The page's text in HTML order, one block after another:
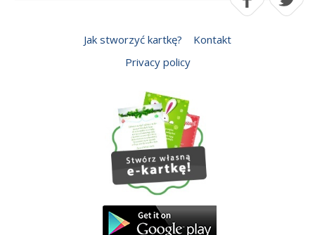
Jak stworzyć kartkę?
Kontakt
Privacy policy